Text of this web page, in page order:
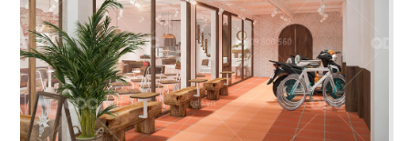
KATINAT WATERBUS